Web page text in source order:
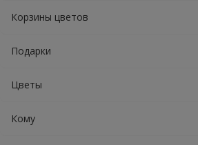
Корзины цветов
Подарки
Цветы
Кому